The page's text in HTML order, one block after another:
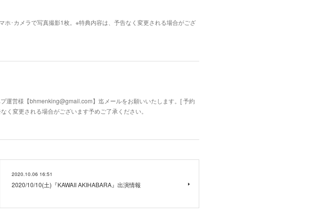
･カメラで写真撮影1枚。※特典内容は、予告なく変更される場合がござ
営様【bhmenking@gmail.com】迄メールをお願いいたします。[ 予約
変更される場合がございます予めご了承ください。
2020.10.06 16:51
2020/10/10(土)『KAWAII AKIHABARA』出演情報